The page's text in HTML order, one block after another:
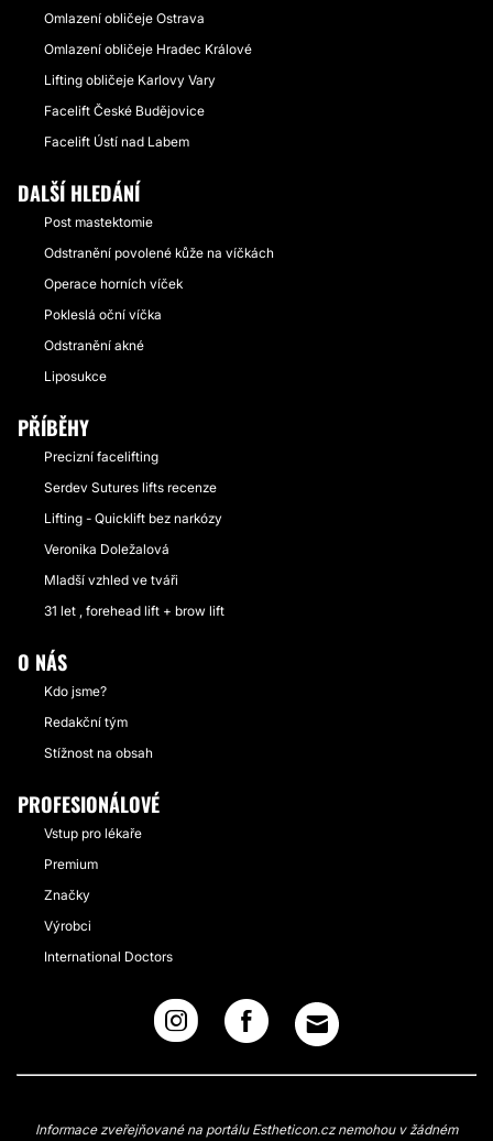
Omlazení obličeje Ostrava
Omlazení obličeje Hradec Králové
Lifting obličeje Karlovy Vary
Facelift České Budějovice
Facelift Ústí nad Labem
DALŠÍ HLEDÁNÍ
Post mastektomie
Odstranění povolené kůže na víčkách
Operace horních víček
Pokleslá oční víčka
Odstranění akné
Liposukce
PŘÍBĚHY
Precizní facelifting
Serdev Sutures lifts recenze
Lifting - Quicklift bez narkózy
Veronika Doležalová
Mladší vzhled ve tváři
31 let , forehead lift + brow lift
O NÁS
Kdo jsme?
Redakční tým
Stížnost na obsah
PROFESIONÁLOVÉ
Vstup pro lékaře
Premium
Značky
Výrobci
International Doctors
Informace zveřejňované na portálu Estheticon.cz nemohou v žádném